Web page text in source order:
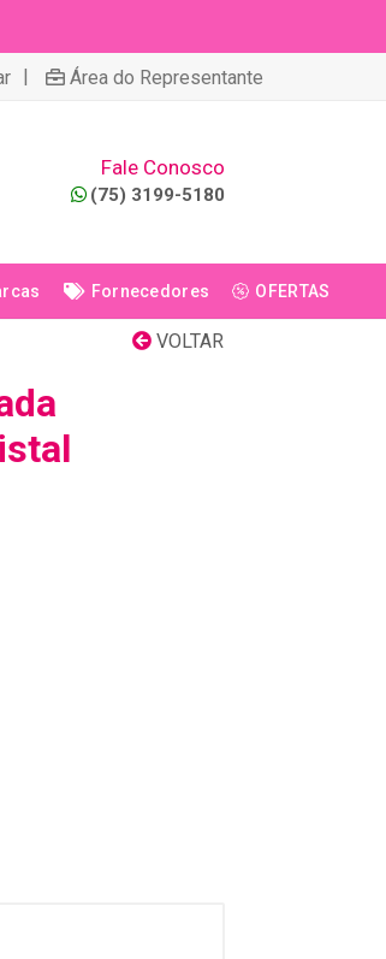
| Área do Representante
Fale Conosco
(75) 3199-5180
Fornecedores OFERTAS
VOLTAR